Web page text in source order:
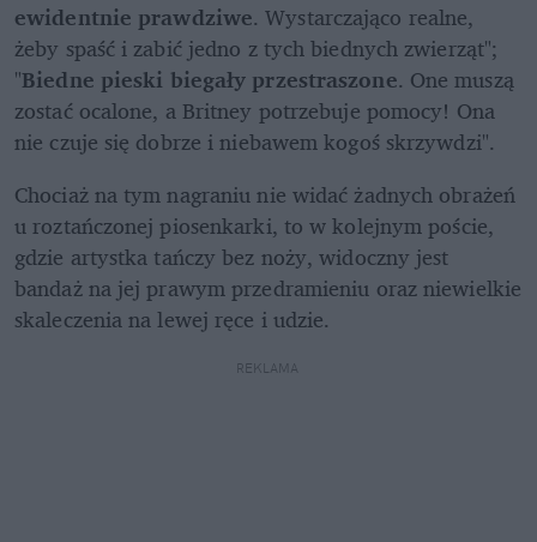
ewidentnie prawdziwe. Wystarczająco realne,
żeby spaść i zabić jedno z tych biednych zwierząt";
"Biedne pieski biegały przestraszone. One muszą
zostać ocalone, a Britney potrzebuje pomocy! Ona
nie czuje się dobrze i niebawem kogoś skrzywdzi".
Chociaż na tym nagraniu nie widać żadnych obrażeń
u roztańczonej piosenkarki, to w kolejnym poście,
gdzie artystka tańczy bez noży, widoczny jest
bandaż na jej prawym przedramieniu oraz niewielkie
skaleczenia na lewej ręce i udzie.
REKLAMA